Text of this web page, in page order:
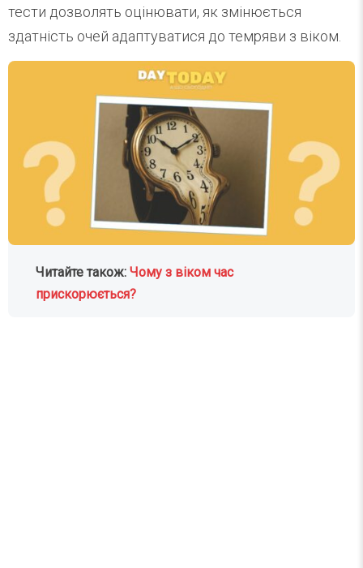
тести дозволять оцінювати, як змінюється
здатність очей адаптуватися до темряви з віком.
Читайте також:Чому з віком час
прискорюється?